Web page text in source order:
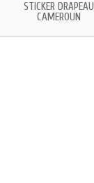
STICKER DRAPEAU
CAMEROUN